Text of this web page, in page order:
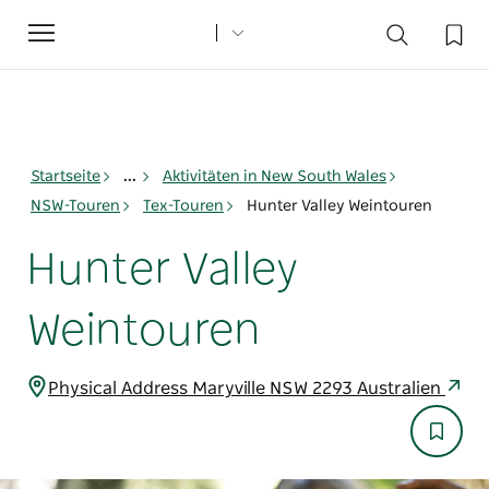
Toggle
navigation
Startseite ...
Aktivitäten in New South Wales
NSW-Touren
Tex-Touren Hunter Valley Weintouren
Hunter Valley
Weintouren
Physical Address Maryville NSW 2293 Australien